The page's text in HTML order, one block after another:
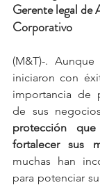
Gerente legal
Corporativo
(M&T)-.
iniciaron con
importancia de
protección
fortalecer sus
muchas han
para potenciar